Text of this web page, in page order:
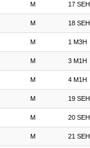
M 17 SEH
M 18 SEH
M 1 M3H
M 3 M1H
M 4 M1H
M 19 SEH
M 20 SEH
M 21 SEH